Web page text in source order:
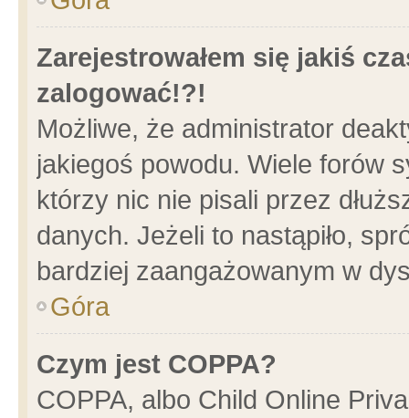
Zarejestrowałem się jakiś
zalogować!?!
Możliwe, że administrator
jakiegoś powodu. Wiele forów
którzy nic nie pisali przez
danych. Jeżeli to nastąpiło,
bardziej zaangażowanym w
Góra
Czym jest COPPA?
COPPA, albo Child Online